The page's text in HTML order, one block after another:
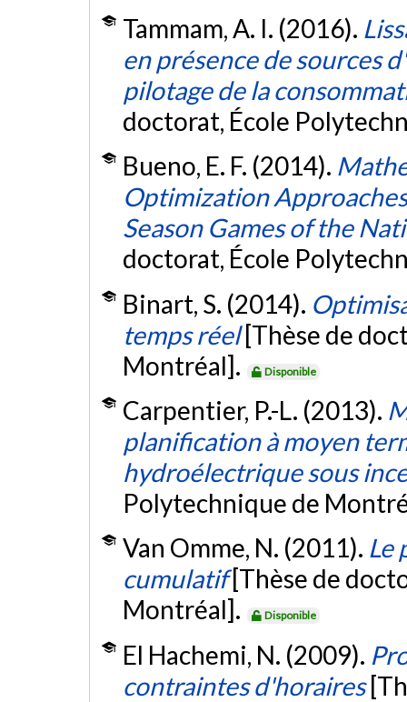
Tammam, A. I. (2016).
en présence de sources
pilotage de la
doctorat, École
Bueno, E. F. (2014).
Optimization
Season Games of the
doctorat, École
Binart, S. (2014).
temps réel [Thèse de
Montréal].
Disponible
Carpentier, P.-L. (2013).
planification à moyen
hydroélectrique sous
Polytechnique de
Van Omme, N. (2011). Le
cumulatif[Thèse de
Montréal].
Disponible
El Hachemi, N. (2009).
contraintes d'horaires